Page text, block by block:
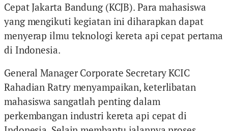
Cepat Jakarta Bandung (KCJB). Para mahasiswa
yang mengikuti kegiatan ini diharapkan dapat
menyerap ilmu teknologi kereta api cepat pertama
di Indonesia.
General Manager Corporate Secretary KCIC
Rahadian Ratry menyampaikan, keterlibatan
mahasiswa sangatlah penting dalam
perkembangan industri kereta api cepat di